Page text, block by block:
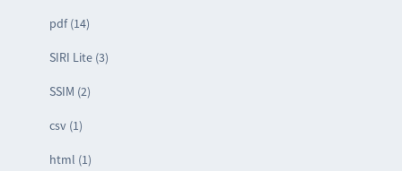
pdf (14)
SIRI Lite (3)
SSIM (2)
csv (1)
html (1)